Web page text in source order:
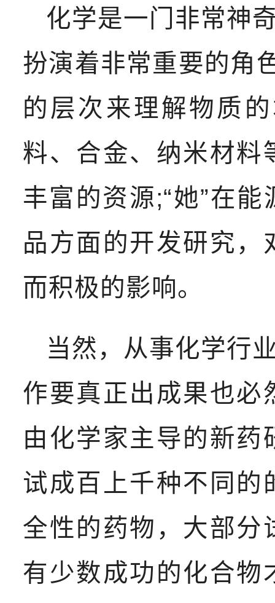
化学是一门非常神
扮演着非常重要的角
的层次来理解物质
料、合金、纳米材料
丰富的资源;“她”在
品方面的开发研究
而积极的影响。
当然，从事化学行
作要真正出成果也必
由化学家主导的新
试成百上千种不同的
全性的药物，大部分
有少数成功的化合物